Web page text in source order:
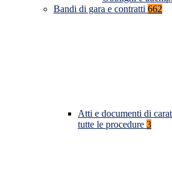
Bandi di gara e contratti 662
Atti e documenti di
tutte le procedure 3